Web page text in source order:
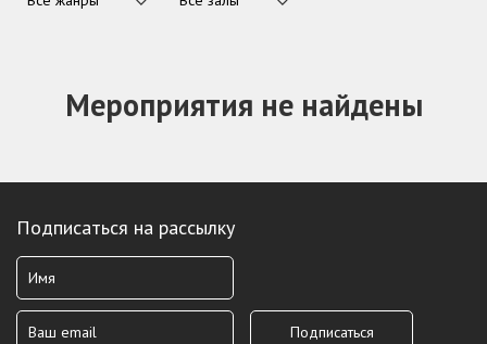
Мероприятия не найдены
Подписаться на рассылку